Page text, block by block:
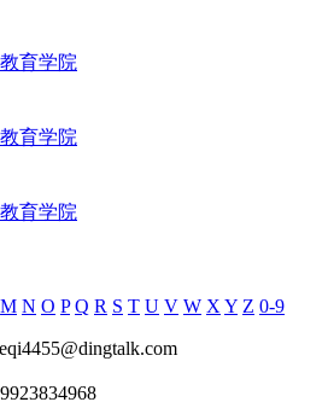
育学院
育学院
育学院
M N O P Q R S T U V W X Y Z 0-9